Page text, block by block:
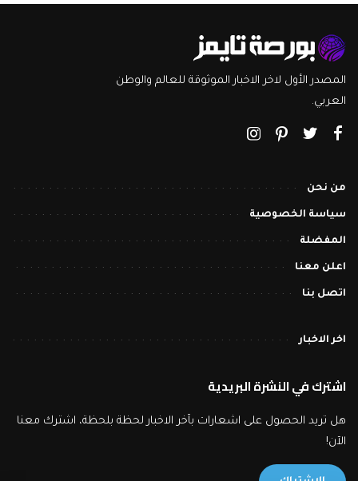
المصدر الأول لاخر الاخبار الموثوقة للعالم والوطن
العربي.
من نحن
سياسة الخصوصية
المفضلة
اعلن معنا
اتصل بنا
اخر الاخبار
اشترك في النشرة البريدية
هل تريد الحصول على اشعارات بآخر الاخبار لحظة بلحظة، اشترك معنا
الآن!